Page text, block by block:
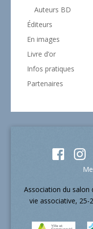
Auteurs BD
Éditeurs
En images
Livre d’or
Infos pratiques
Partenaires
Association du salon
vie associative, 25-